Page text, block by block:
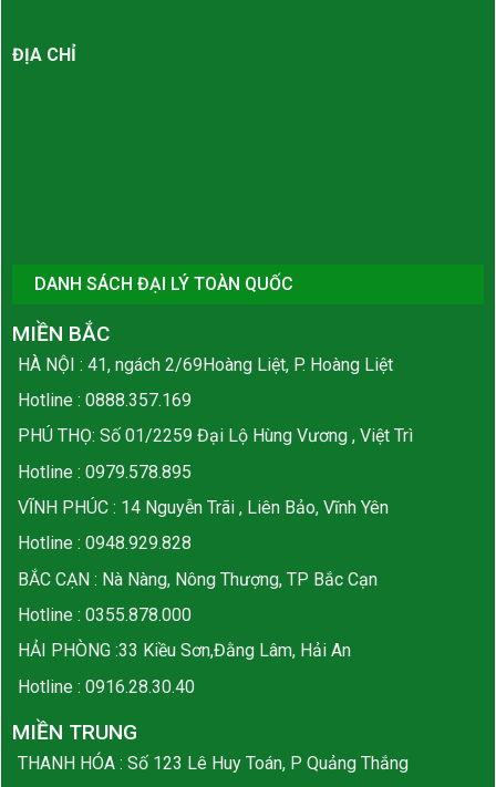
ĐỊA CHỈ
DANH SÁCH ĐẠI LÝ TOÀN QUỐC
MIỀN BẮC
HÀ NỘI : 41, ngách 2/69Hoàng Liệt, P. Hoàng Liệt
Hotline : 0888.357.169
PHÚ THỌ: Số 01/2259 Đại Lộ Hùng Vương , Việt Trì
Hotline : 0979.578.895
VĨNH PHÚC : 14 Nguyễn Trãi , Liên Bảo, Vĩnh Yên
Hotline : 0948.929.828
BẮC CẠN : Nà Nàng, Nông Thượng, TP Bắc Cạn
Hotline : 0355.878.000
HẢI PHÒNG :33 Kiều Sơn,Đằng Lâm, Hải An
Hotline : 0916.28.30.40
MIỀN TRUNG
THANH HÓA : Số 123 Lê Huy Toán, P Quảng Thắng